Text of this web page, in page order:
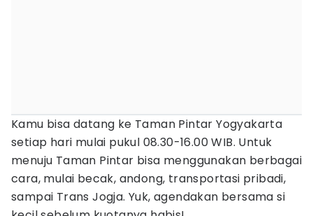
Kamu bisa datang ke Taman Pintar Yogyakarta
setiap hari mulai pukul 08.30-16.00 WIB. Untuk
menuju Taman Pintar bisa menggunakan berbagai
cara, mulai becak, andong, transportasi pribadi,
sampai Trans Jogja. Yuk, agendakan bersama si